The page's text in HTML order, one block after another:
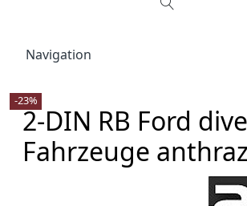
Navigation
2-DIN RB Ford
Fahrzeuge
-23%